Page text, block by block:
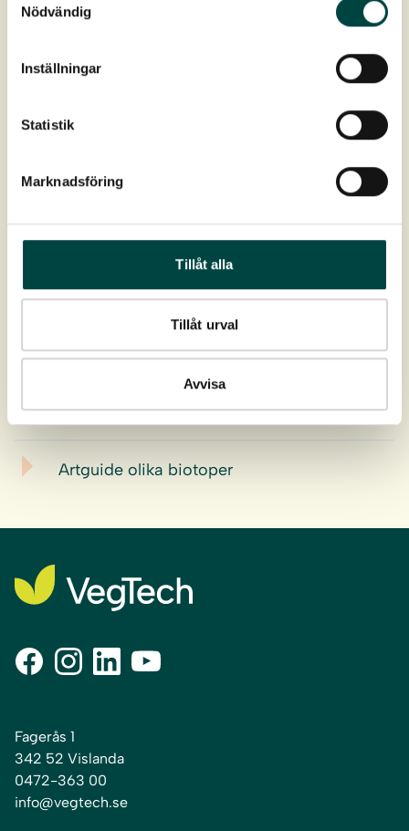
Nödvändig
Inställningar
Statistik
Marknadsföring
Tillåt alla
Tillåt urval
Avvisa
Torr mark
Ladda ner
Produktdatablad
Planterings- och skötselanvisning
Artguide olika biotoper
Fagerås 1
342 52 Vislanda
0472-363 00
info@vegtech.se